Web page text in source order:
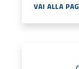
VAI ALLA